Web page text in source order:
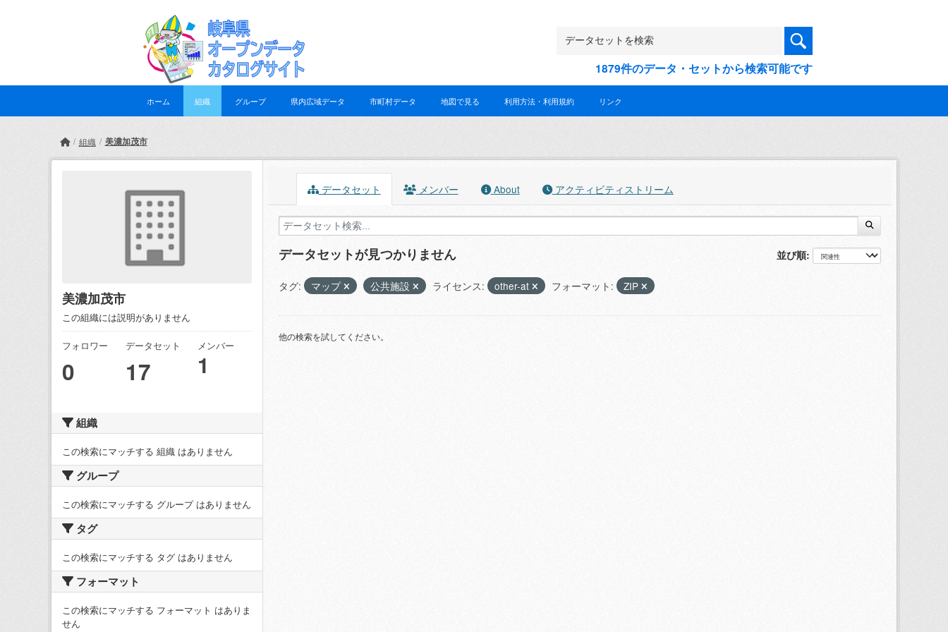
1879件のデータ・セットから検索可能です
ホーム 組織 グループ 県内広域データ 市町村データ 地図で見る 利用方法・利用規約 リンク
組織 美濃加茂市
美濃加茂市
この組織には説明がありません
フォロワー
0
データセット
17
メンバー
1
組織
この検索にマッチする 組織 はありません
グループ
この検索にマッチする グループ はありません
タグ
この検索にマッチする タグ はありません
フォーマット
この検索にマッチする フォーマット はありま
せん
データセット メンバー About アクティビティストリーム
並び順
データセットが見つかりません
タグ: マップ 公共施設 ライセンス: other-at フォーマット: ZIP
他の検索を試してください。